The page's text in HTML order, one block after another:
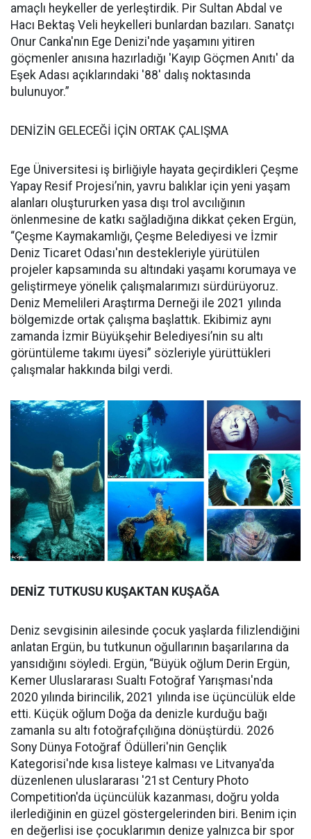
amaçlı heykeller de yerleştirdik. Pir Sultan Abdal ve
Hacı Bektaş Veli heykelleri bunlardan bazıları. Sanatçı
Onur Canka'nın Ege Denizi'nde yaşamını yitiren
göçmenler anısına hazırladığı 'Kayıp Göçmen Anıtı' da
Eşek Adası açıklarındaki '88' dalış noktasında
bulunuyor.”
DENİZİN GELECEĞİ İÇİN ORTAK ÇALIŞMA
Ege Üniversitesi iş birliğiyle hayata geçirdikleri Çeşme
Yapay Resif Projesi’nin, yavru balıklar için yeni yaşam
alanları oluştururken yasa dışı trol avcılığının
önlenmesine de katkı sağladığına dikkat çeken Ergün,
“Çeşme Kaymakamlığı, Çeşme Belediyesi ve İzmir
Deniz Ticaret Odası'nın destekleriyle yürütülen
projeler kapsamında su altındaki yaşamı korumaya ve
geliştirmeye yönelik çalışmalarımızı sürdürüyoruz.
Deniz Memelileri Araştırma Derneği ile 2021 yılında
bölgemizde ortak çalışma başlattık. Ekibimiz aynı
zamanda İzmir Büyükşehir Belediyesi’nin su altı
görüntüleme takımı üyesi” sözleriyle yürüttükleri
çalışmalar hakkında bilgi verdi.
DENİZ TUTKUSU KUŞAKTAN KUŞAĞA
Deniz sevgisinin ailesinde çocuk yaşlarda filizlendiğini
anlatan Ergün, bu tutkunun oğullarının başarılarına da
yansıdığını söyledi. Ergün, “Büyük oğlum Derin Ergün,
Kemer Uluslararası Sualtı Fotoğraf Yarışması'nda
2020 yılında birincilik, 2021 yılında ise üçüncülük elde
etti. Küçük oğlum Doğa da denizle kurduğu bağı
zamanla su altı fotoğrafçılığına dönüştürdü. 2026
Sony Dünya Fotoğraf Ödülleri'nin Gençlik
Kategorisi'nde kısa listeye kalması ve Litvanya'da
düzenlenen uluslararası '21st Century Photo
Competition'da üçüncülük kazanması, doğru yolda
ilerlediğinin en güzel göstergelerinden biri. Benim için
en değerlisi ise çocuklarımın denize yalnızca bir spor